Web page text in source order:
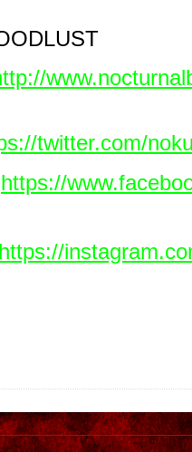
twitter.com/
https://
https://